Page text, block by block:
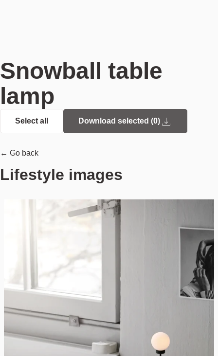
Snowball table
lamp
Select all Download selected (0)
← Go back
Lifestyle images